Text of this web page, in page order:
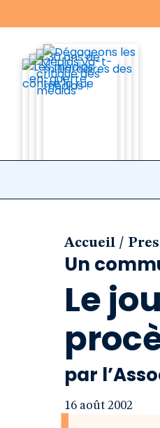
Accueil /
Un
Le
par
16 août 2002